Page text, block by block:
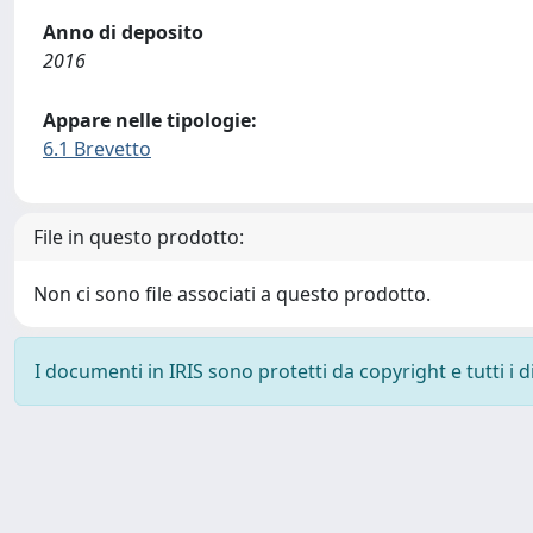
Anno di deposito
2016
Appare nelle tipologie:
6.1 Brevetto
File in questo prodotto:
Non ci sono file associati a questo prodotto.
I documenti in IRIS sono protetti da copyright e tutti i